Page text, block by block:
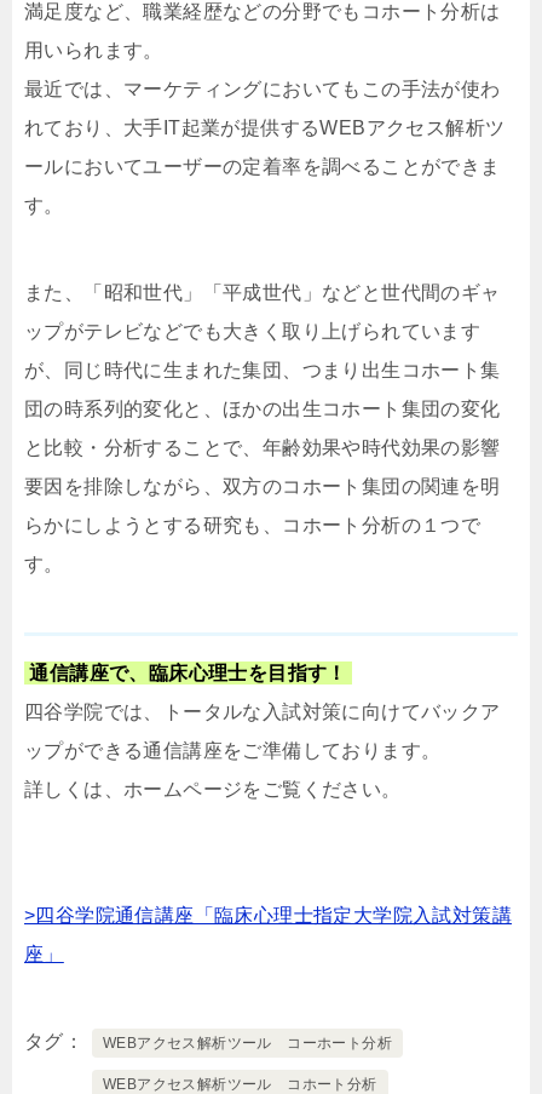
満足度など、職業経歴などの分野でもコホート分析は
用いられます。
最近では、マーケティングにおいてもこの手法が使わ
れており、大手IT起業が提供するWEBアクセス解析ツ
ールにおいてユーザーの定着率を調べることができま
す。
また、「昭和世代」「平成世代」などと世代間のギャ
ップがテレビなどでも大きく取り上げられています
が、同じ時代に生まれた集団、つまり出生コホート集
団の時系列的変化と、ほかの出生コホート集団の変化
と比較・分析することで、年齢効果や時代効果の影響
要因を排除しながら、双方のコホート集団の関連を明
らかにしようとする研究も、コホート分析の１つで
す。
通信講座で、臨床心理士を目指す！
四谷学院では、トータルな入試対策に向けてバックア
ップができる通信講座をご準備しております。
詳しくは、ホームページをご覧ください。
>四谷学院通信講座「臨床心理士指定大学院入試対策講
座」
タグ WEBアクセス解析ツール コーホート分析
WEBアクセス解析ツール コホート分析